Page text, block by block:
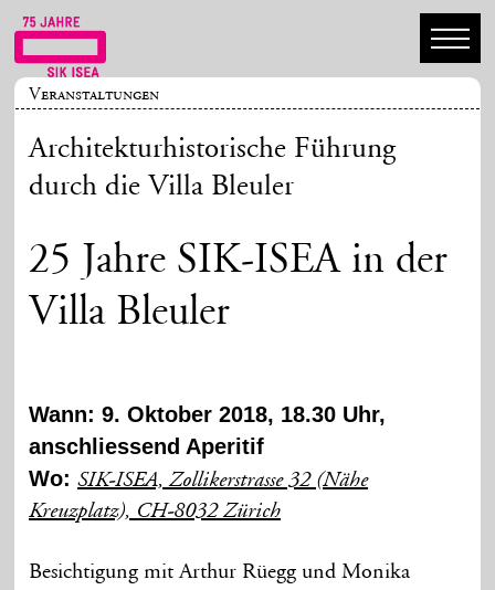
Veranstaltungen
Architekturhistorische Führung
durch die Villa Bleuler
25 Jahre SIK-ISEA in der
Villa Bleuler
Wann: 9. Oktober 2018, 18.30 Uhr,
anschliessend Aperitif
Wo:SIK-ISEA, Zollikerstrasse 32 (Nähe
Kreuzplatz), CH-8032 Zürich
Besichtigung mit Arthur Rüegg und Monika